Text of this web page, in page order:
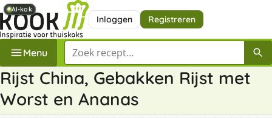
Inloggen Registreren
Menu Zoek een recept
Rijst China, Gebakken Rijst met
Worst en Ananas
AI-kok
AI-kok
AI-kok